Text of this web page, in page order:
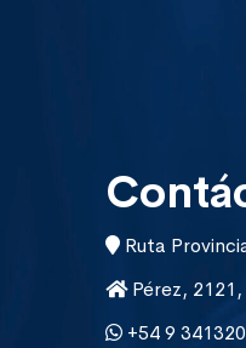
Ruta
Pérez, 2121,
+54 9